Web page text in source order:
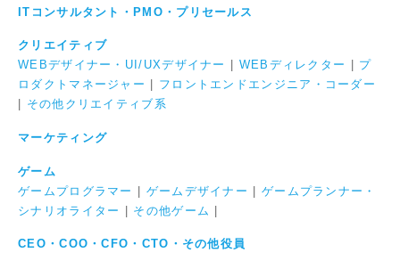
ITコンサルタント・PMO・プリセールス
クリエイティブ
WEBデザイナー・UI/UXデザイナー
WEBディレクター
プ
ロダクトマネージャー
フロントエンドエンジニア・コーダー
その他クリエイティブ系
マーケティング
ゲーム
ゲームプログラマー | ゲームデザイナー | ゲームプランナー・
シナリオライター | その他ゲーム |
CEO・COO・CFO・CTO・その他役員